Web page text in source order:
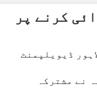
کرنے پر
ڈیویلپمنٹ
نے مشترکہ